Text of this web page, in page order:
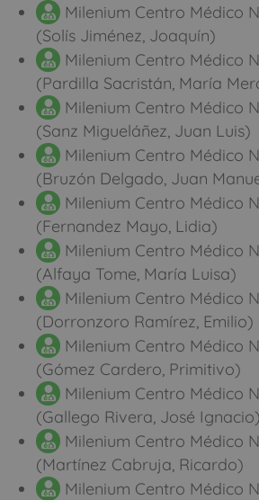
Milenium Centro Médico
(Solís Jiménez, Joaquín)
Milenium Centro Médico
(Pardilla Sacristán, María
Milenium Centro Médico
(Sanz Migueláñez, Juan Luis)
Milenium Centro Médico
(Bruzón Delgado, Juan
Milenium Centro Médico
(Fernandez Mayo, Lidia)
Milenium Centro Médico
(Alfaya Tome, María Luisa)
Milenium Centro Médico
(Dorronzoro Ramírez, Emilio)
Milenium Centro Médico
(Gómez Cardero, Primitivo)
Milenium Centro Médico
(Gallego Rivera, José Ignacio)
Milenium Centro Médico
(Martínez Cabruja, Ricardo)
Milenium Centro Médico